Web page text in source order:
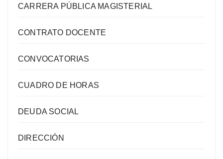
CARRERA PÚBLICA MAGISTERIAL
CONTRATO DOCENTE
CONVOCATORIAS
CUADRO DE HORAS
DEUDA SOCIAL
DIRECCIÓN